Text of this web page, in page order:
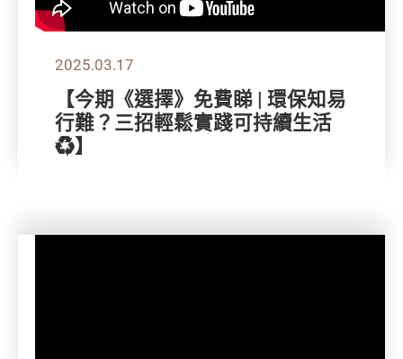
2025.03.17
【今期《選擇》免費睇 | 環保知易
行難？三招輕鬆實踐可持續生活
♻️】